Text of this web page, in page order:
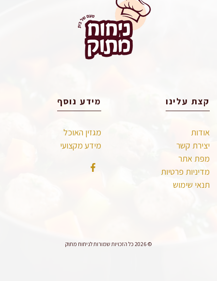
קצת עלינו
אודות
יצירת קשר
מפת אתר
מדיניות פרטיות
תנאי שימוש
מידע נוסף
מגזין האוכל
מידע מקצועי
© 2026 כל הזכויות שמורות לניחוח מתוק